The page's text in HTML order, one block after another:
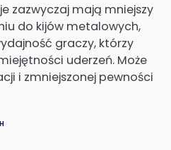
zazwyczaj mają mniejszy
do kijów metalowych,
graczy, którzy
uderzeń. Może
i zmniejszonej pewności